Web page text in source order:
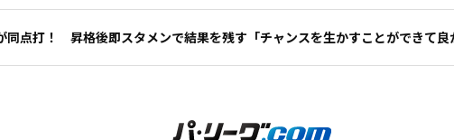
同点打！ 昇格後即スタメンで結果を残す「チャンスを生かすことができて良